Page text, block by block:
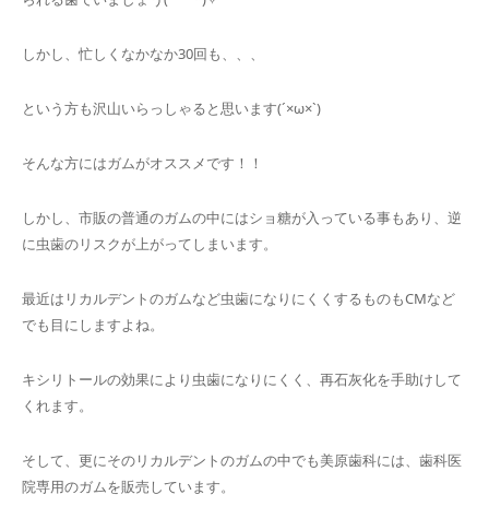
しかし、忙しくなかなか30回も、、、
という方も沢山いらっしゃると思います(´×ω×`)
そんな方にはガムがオススメです！！
しかし、市販の普通のガムの中にはショ糖が入っている事もあり、逆
に虫歯のリスクが上がってしまいます。
最近はリカルデントのガムなど虫歯になりにくくするものもCMなど
でも目にしますよね。
キシリトールの効果により虫歯になりにくく、再石灰化を手助けして
くれます。
そして、更にそのリカルデントのガムの中でも美原歯科には、歯科医
院専用のガムを販売しています。